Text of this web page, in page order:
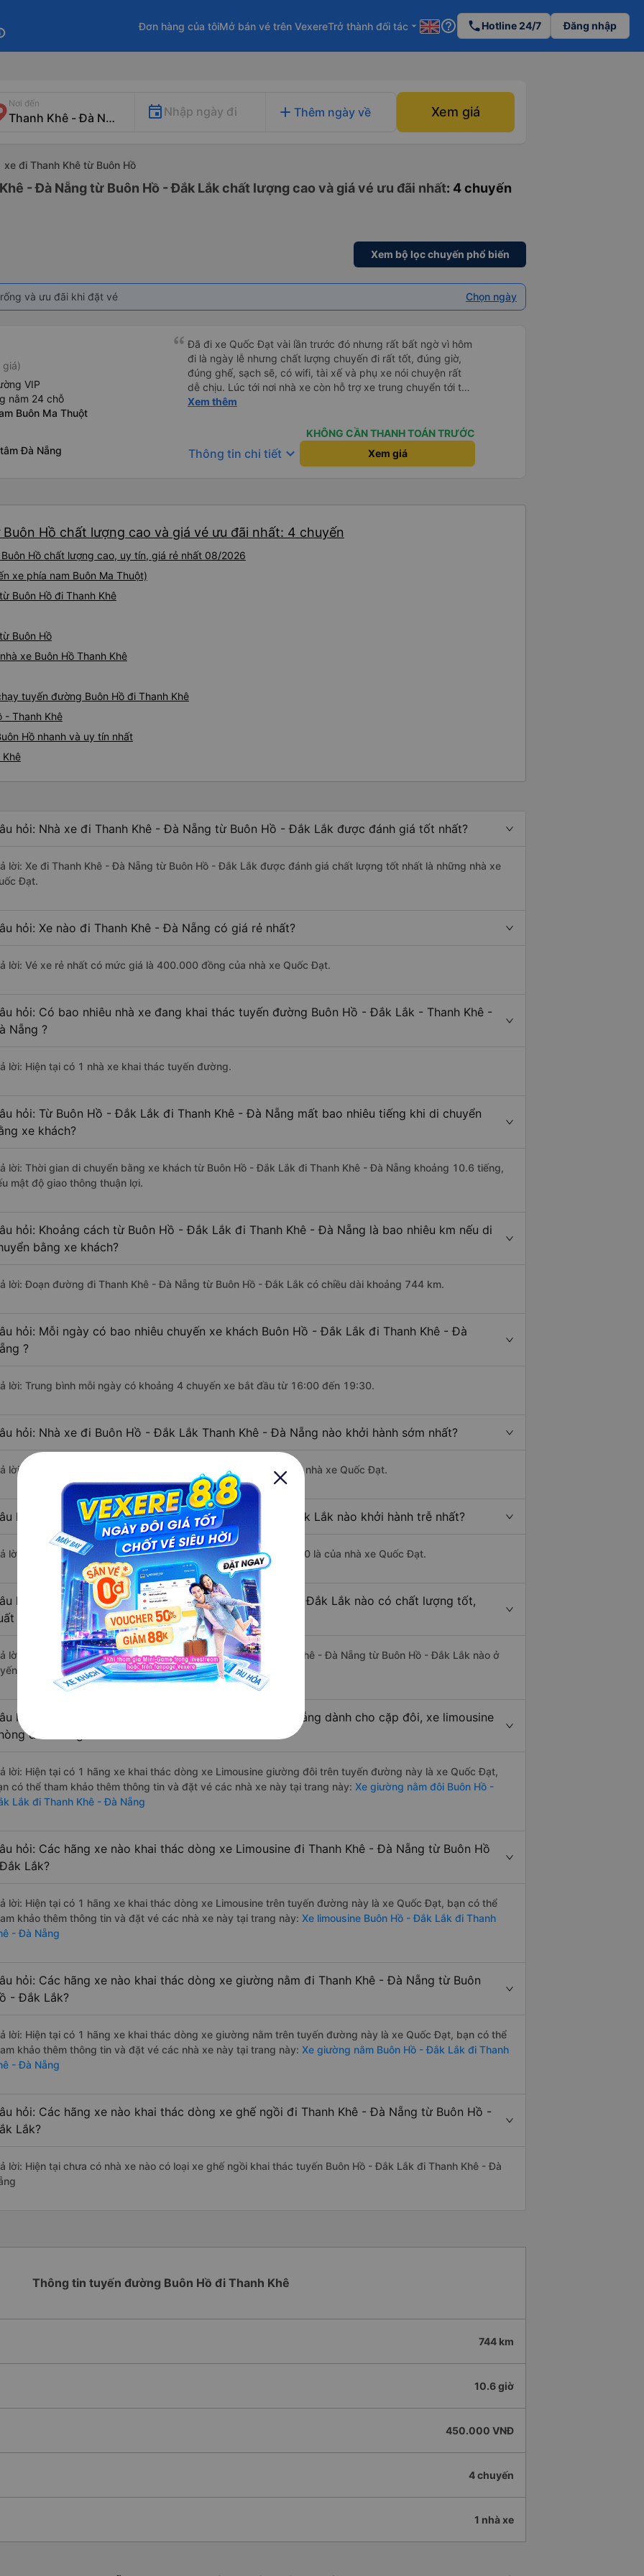
Đơn hàng của tôiMở bán vé trên VexereTrở thành đối tác arrow_drop_down help_outline phoneHotline 24/7 Đăng nhập
Nơi đến
Nhập ngày đi add Thêm ngày về Xem giá
xe đi Thanh Khê từ Buôn Hồ
- Đà Nẵng từ Buôn Hồ - Đắk Lắk chất lượng cao và giá vé ưu đãi nhất: 4 chuyến
Xem bộ lọc chuyến phổ biến
và ưu đãi khi đặt vé Chọn ngày
giá)
VIP
nằm 24 chỗ
Buôn Ma Thuột
Đà Nẵng
Đã đi xe Quốc Đạt vài lần trước đó nhưng rất bất ngờ vì hôm
đi là ngày lễ nhưng chất lượng chuyến đi rất tốt, đúng giờ,
đúng ghế, sạch sẽ, có wifi, tài xế và phụ xe nói chuyện rất
dễ chịu. Lúc tới nơi nhà xe còn hỗ trợ xe trung chuyển tới tận
nhà. 10đ cho nhà xe, hy vọng nhà xe duy trì được chất lượng
Xem thêm
KHÔNG CẦN THANH TOÁN TRƯỚC
Thông tin chi tiết keyboard_arrow_down Xem giá
Hồ chất lượng cao và giá vé ưu đãi nhất: 4 chuyến
Hồ chất lượng cao, uy tín, giá rẻ nhất 08/2026
xe phía nam Buôn Ma Thuột)
Buôn Hồ đi Thanh Khê
Buôn Hồ
xe Buôn Hồ Thanh Khê
tuyến đường Buôn Hồ đi Thanh Khê
- Thanh Khê
Hồ nhanh và uy tín nhất
hỏi: Nhà xe đi Thanh Khê - Đà Nẵng từ Buôn Hồ - Đắk Lắk được đánh giá tốt nhất?
lời: Xe đi Thanh Khê - Đà Nẵng từ Buôn Hồ - Đắk Lắk được đánh giá chất lượng tốt nhất là những nhà xe
Đạt.
hỏi: Xe nào đi Thanh Khê - Đà Nẵng có giá rẻ nhất?
lời: Vé xe rẻ nhất có mức giá là 400.000 đồng của nhà xe Quốc Đạt.
hỏi: Có bao nhiêu nhà xe đang khai thác tuyến đường Buôn Hồ - Đắk Lắk - Thanh Khê -
Nẵng ?
lời: Hiện tại có 1 nhà xe khai thác tuyến đường.
hỏi: Từ Buôn Hồ - Đắk Lắk đi Thanh Khê - Đà Nẵng mất bao nhiêu tiếng khi di chuyển
xe khách?
lời: Thời gian di chuyển bằng xe khách từ Buôn Hồ - Đắk Lắk đi Thanh Khê - Đà Nẵng khoảng 10.6 tiếng,
mật độ giao thông thuận lợi.
hỏi: Khoảng cách từ Buôn Hồ - Đắk Lắk đi Thanh Khê - Đà Nẵng là bao nhiêu km nếu di
bằng xe khách?
lời: Đoạn đường đi Thanh Khê - Đà Nẵng từ Buôn Hồ - Đắk Lắk có chiều dài khoảng 744 km.
hỏi: Mỗi ngày có bao nhiêu chuyến xe khách Buôn Hồ - Đắk Lắk đi Thanh Khê - Đà
?
lời: Trung bình mỗi ngày có khoảng 4 chuyến xe bắt đầu từ 16:00 đến 19:30.
hỏi: Nhà xe đi Buôn Hồ - Đắk Lắk Thanh Khê - Đà Nẵng nào khởi hành sớm nhất?
lời: Chuyến xe có giờ xuất phát sớm nhất vào lúc 16:00 là của nhà xe Quốc Đạt.
hỏi: Nhà xe đi Thanh Khê - Đà Nẵng từ Buôn Hồ - Đắk Lắk nào khởi hành trễ nhất?
lời: Chuyến xe có giờ xuất phát trễ (muộn) nhất là vào lúc 19:30 là của nhà xe Quốc Đạt.
hỏi: Review xe đi Thanh Khê - Đà Nẵng từ Buôn Hồ - Đắk Lắk nào có chất lượng tốt,
sắc, cao cấp nhất?
lời: Tạm thời chưa đủ review để đánh giá có nhà xe đi Thanh Khê - Đà Nẵng từ Buôn Hồ - Đắk Lắk nào ở
đường này có chất lượng xuất sắc.
hỏi: Có loại xe Buôn Hồ - Đắk Lắk Thanh Khê - Đà Nẵng dành cho cặp đôi, xe limousine
đôi không?
lời: Hiện tại có 1 hãng xe khai thác dòng xe Limousine giường đôi trên tuyến đường này là xe Quốc Đạt,
có thể tham khảo thêm thông tin và đặt vé các nhà xe này tại trang này: Xe giường nằm đôi Buôn Hồ -
Lắk đi Thanh Khê - Đà Nẵng
hỏi: Các hãng xe nào khai thác dòng xe Limousine đi Thanh Khê - Đà Nẵng từ Buôn Hồ
Lắk?
lời: Hiện tại có 1 hãng xe khai thác dòng xe Limousine trên tuyến đường này là xe Quốc Đạt, bạn có thể
khảo thêm thông tin và đặt vé các nhà xe này tại trang này: Xe limousine Buôn Hồ - Đắk Lắk đi Thanh
- Đà Nẵng
hỏi: Các hãng xe nào khai thác dòng xe giường nằm đi Thanh Khê - Đà Nẵng từ Buôn
- Đắk Lắk?
lời: Hiện tại có 1 hãng xe khai thác dòng xe giường nằm trên tuyến đường này là xe Quốc Đạt, bạn có thể
khảo thêm thông tin và đặt vé các nhà xe này tại trang này: Xe giường nằm Buôn Hồ - Đắk Lắk đi Thanh
- Đà Nẵng
hỏi: Các hãng xe nào khai thác dòng xe ghế ngồi đi Thanh Khê - Đà Nẵng từ Buôn Hồ -
Lắk?
lời: Hiện tại chưa có nhà xe nào có loại xe ghế ngồi khai thác tuyến Buôn Hồ - Đắk Lắk đi Thanh Khê - Đà
Thông tin tuyến đường Buôn Hồ đi Thanh Khê
744 km
10.6 giờ
450.000 VNĐ
4 chuyến
1 nhà xe